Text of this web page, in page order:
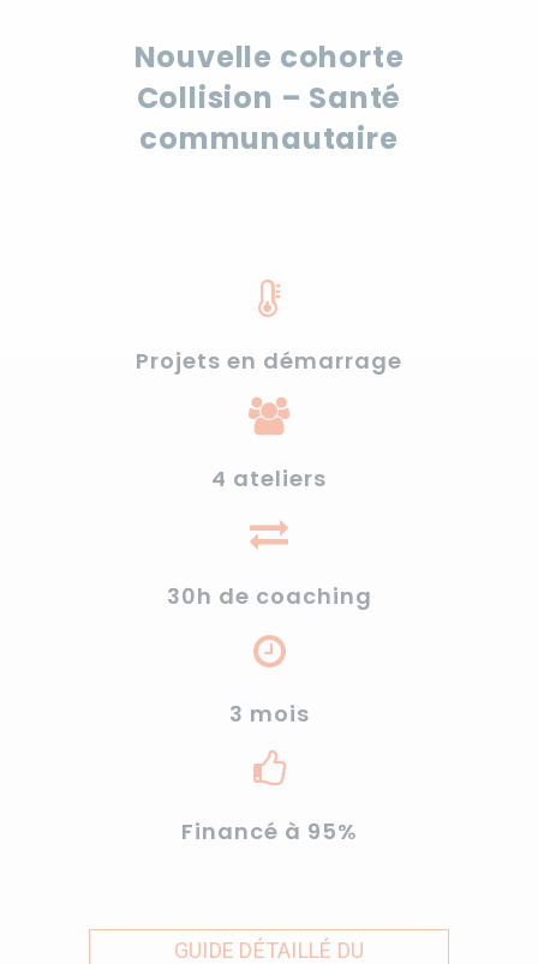
Nouvelle cohorte
Collision – Santé
communautaire
Projets en démarrage
4 ateliers
30h de coaching
3 mois
Financé à 95%
GUIDE DÉTAILLÉ DU